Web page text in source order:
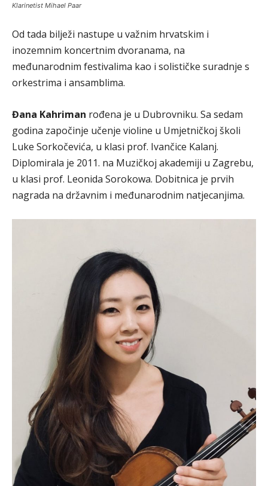
Klarinetist Mihael Paar
Od tada bilježi nastupe u važnim hrvatskim i
inozemnim koncertnim dvoranama, na
međunarodnim festivalima kao i solističke suradnje s
orkestrima i ansamblima.
Đana Kahriman rođena je u Dubrovniku. Sa sedam
godina započinje učenje violine u Umjetničkoj školi
Luke Sorkočevića, u klasi prof. Ivančice Kalanj.
Diplomirala je 2011. na Muzičkoj akademiji u Zagrebu,
u klasi prof. Leonida Sorokowa. Dobitnica je prvih
nagrada na državnim i međunarodnim natjecanjima.